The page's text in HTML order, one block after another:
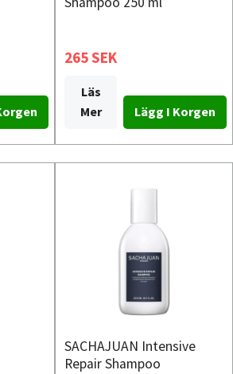
265 SEK
Läs
Mer
SACHAJUAN Intensive
Repair Shampoo